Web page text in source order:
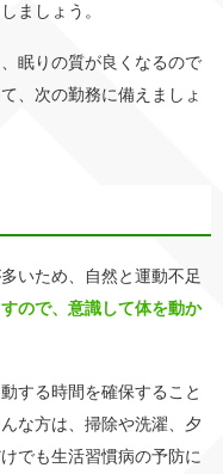
ましょう。
眠りの質が良くなるので
、次の勤務に備えましょ
いため、自然と運動不足
ので、意識して体を動か
する時間を確保すること
な方は、掃除や洗濯、夕
でも生活習慣病の予防に